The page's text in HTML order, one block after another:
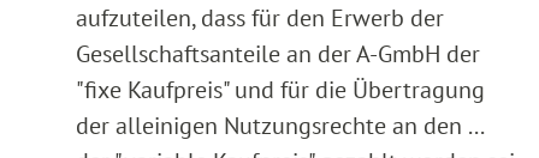
aufzuteilen, dass für den Erwerb der
Gesellschaftsanteile an der A-GmbH der
"fixe Kaufpreis" und für die Übertragung
der alleinigen Nutzungsrechte an den ...